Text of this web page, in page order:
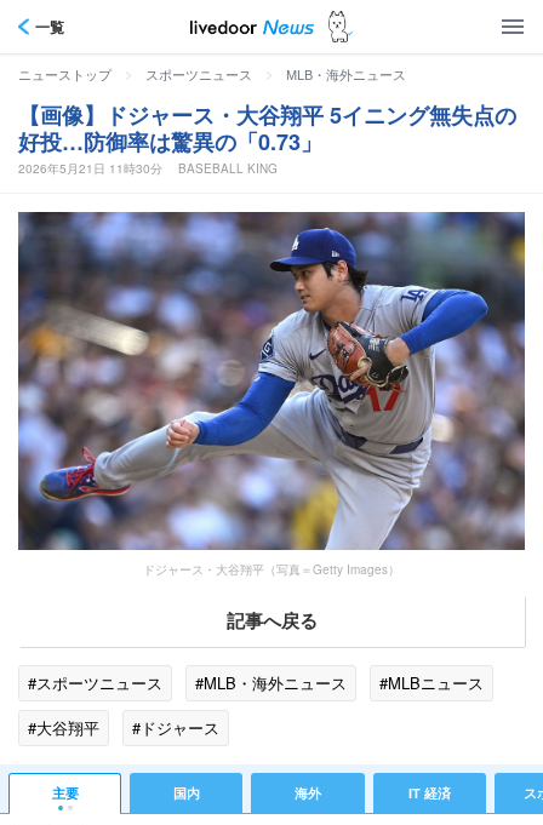
一覧
ニューストップ > スポーツニュース > MLB・海外ニュース
【画像】ドジャース・大谷翔平 5イニング無失点の
好投…防御率は驚異の「0.73」
2026年5月21日 11時30分 BASEBALL KING
ドジャース・大谷翔平（写真＝Getty Images）
記事へ戻る
#スポーツニュース #MLB・海外ニュース
#MLBニュース
#大谷翔平
#ドジャース
主要 国内 海外 IT 経済 ス